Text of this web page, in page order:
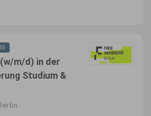
m/d) in der
Studium &